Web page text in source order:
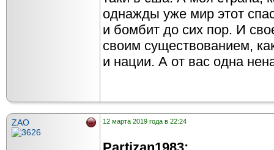
однажды уже мир этот
и бомбит до сих пор. И
своим существованием,
и нации. А от вас одна
ZAO 12 марта 2019 года в 22:24
Partizan1983: